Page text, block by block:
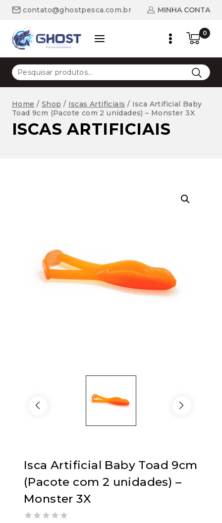
contato@ghostpesca.com.br MINHA CONTA
0
Pesquisar
por:
Home / Shop / Iscas Artificiais / Isca Artificial Baby
Toad 9cm (Pacote com 2 unidades) – Monster 3X
ISCAS ARTIFICIAIS
Isca Artificial Baby Toad 9cm
(Pacote com 2 unidades) –
Monster 3X